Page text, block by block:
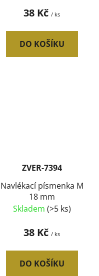
38 Kč / ks
DO KOŠÍKU
ZVER-7394
Navlékací písmenka M
18 mm
Skladem (>5 ks)
38 Kč / ks
DO KOŠÍKU